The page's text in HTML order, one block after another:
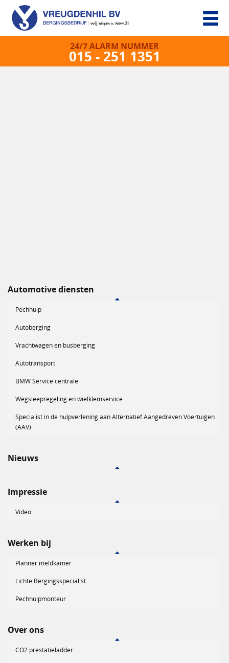
24/7 ALARM NUMMER
015 - 251 1351
Automotive diensten
Pechhulp
Autoberging
Vrachtwagen en busberging
Autotransport
BMW Service centrale
Wegsleepregeling en wielklemservice
Specialist in de hulpverlening aan Alternatief Aangedreven Voertuigen
(AAV)
Nieuws
Impressie
Video
Werken bij
Planner meldkamer
Lichte Bergingsspecialist
Pechhulpmonteur
Over ons
CO2 prestatieladder